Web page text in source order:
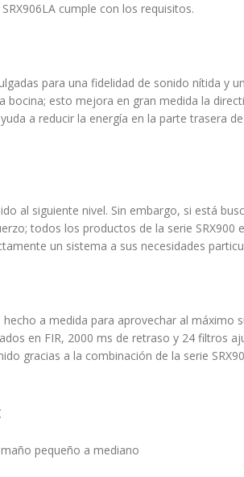
cumple con los requisitos.
para una fidelidad de sonido nítida y
esto mejora en gran medida la
a reducir la energía en la parte trasera
al siguiente nivel. Sin embargo, si está
todos los productos de la serie SRX900
un sistema a sus necesidades
a medida para aprovechar al máximo
​​en FIR, 2000 ms de retraso y 24 filtros
gracias a la combinación de la serie
pequeño a mediano